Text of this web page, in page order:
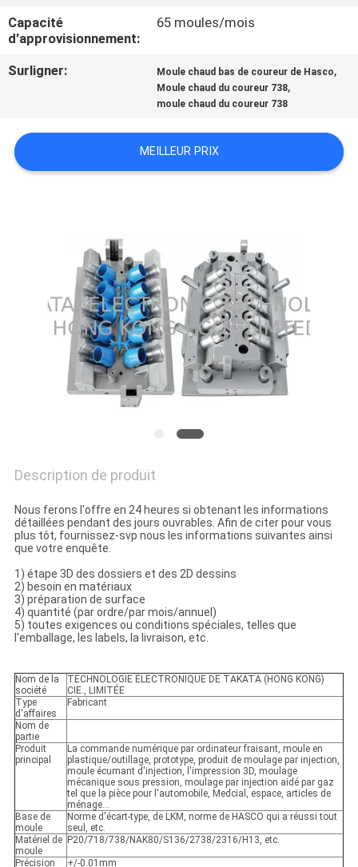
NOUVELLES
DEMANDEZ
PLAN
PRIVACY
POLICY
Capacité
d'approvisionnement:
65 moules/mois
Surligner: Moule chaud bas de coureur de Hasco,
Moule chaud du coureur 738,
moule chaud du coureur 738
MEILLEUR PRIX
Description de produit
Nous ferons l'offre en 24 heures si obtenant les informations
détaillées pendant des jours ouvrables. Afin de citer pour vous
plus tôt, fournissez-svp nous les informations suivantes ainsi
que votre enquête.
1) étape 3D des dossiers et des 2D dessins
2) besoin en matériaux
3) préparation de surface
4) quantité (par ordre/par mois/annuel)
5) toutes exigences ou conditions spéciales, telles que
l'emballage, les labels, la livraison, etc.
Nom de la
société
TECHNOLOGIE ÉLECTRONIQUE DE TAKATA (HONG KONG)
CIE., LIMITÉE
Type
d'affaires
Fabricant
Nom de
partie
Produit
principal
La commande numérique par ordinateur fraisant, moule en
plastique/outillage, prototype, produit de moulage par injection,
moule écumant d'injection, l'impression 3D, moulage
mécanique sous pression, moulage par injection aidé par gaz
tel que la pièce pour l'automobile, Medcial, espace, articles de
ménage…
Base de
moule
Norme d'écart-type, de LKM, norme de HASCO qui a réussi tout
seul, etc.
Matériel de
moule
P20/718/738/NAK80/S136/2738/2316/H13, etc.
Précision +/-0.01mm